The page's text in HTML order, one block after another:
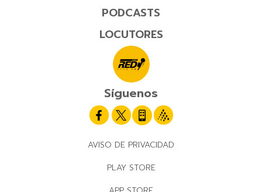
PODCASTS
LOCUTORES
Síguenos
AVISO DE PRIVACIDAD
PLAY STORE